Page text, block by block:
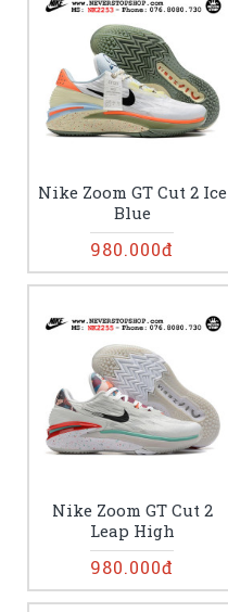
Nike Zoom GT Cut 2 Ice
Blue
980.000đ
Nike Zoom GT Cut 2
Leap High
980.000đ